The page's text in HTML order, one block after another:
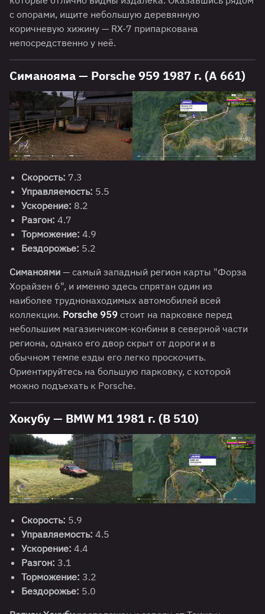
с опорами, ищите небольшую деревянную
коричневую хижину — RX-7 припаркована
непосредственно у неё.
Симанояма — Porsche 959 1987 г. (A 661)
Скорость: 7.3
Управляемость: 5.5
Ускорение: 8.2
Разгон: 4.7
Торможение: 4.9
Бездорожье: 5.2
Симаноями — самый западный регион карты "Форза
Хорайзен 6", и именно здесь спрятан один из
наиболее труднонаходимых автомобилей всей
коллекции. Porsche 959 стоит на парковке перед
небольшим магазинчиком-конбини в северной части
региона, однако его двор скрыт от дороги и в
обычном темпе езды его легко проскочить.
Ориентируйтесь на большую парковку, с которой
можно подъехать к Porsche.
Хокубу — BMW M1 1981 г. (B 510)
Скорость: 5.9
Управляемость: 4.5
Ускорение: 4.4
Разгон: 3.1
Торможение: 3.2
Бездорожье: 5.0